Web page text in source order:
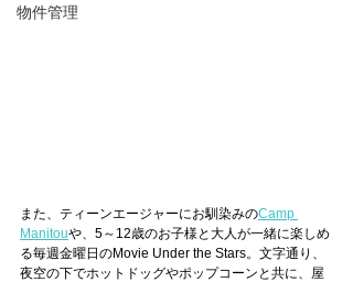
物件管理
また、ティーンエージャーにお馴染みのCamp
Manitouや、5～12歳のお子様と大人が一緒に楽しめ
る毎週金曜日のMovie Under the Stars。文字通り、
夜空の下でホットドッグやポップコーンと共に、屋